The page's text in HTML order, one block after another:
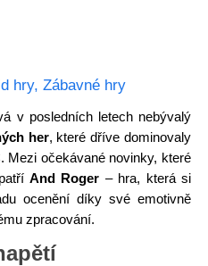
hry, Zábavné hry
v posledních letech nebývalý
her, které dříve dominovaly
Mezi očekávané novinky, které
And Roger – hra, která si
ocenění díky své emotivně
zpracování.